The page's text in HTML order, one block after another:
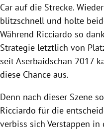
Car auf die Strecke.
blitzschnell und holte
Während Ricciardo so
Strategie letztlich von
seitAserbaidschan 2017
diese Chance aus.
Denn nach dieser Szene
Ricciardo für die
verbiss sich Verstappen in